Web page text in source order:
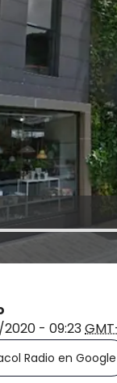
- 09:23
Radio en Google